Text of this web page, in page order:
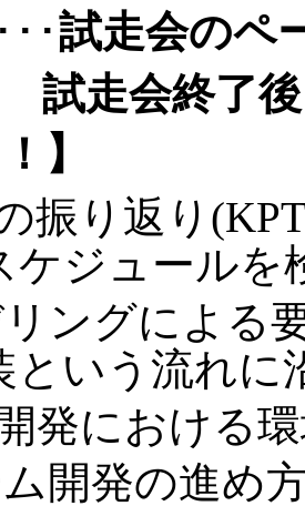
･試走会のペ
試走会終
】
振り返り
ケジュールを
リングによる
という流れに
発における
ム開発の進め